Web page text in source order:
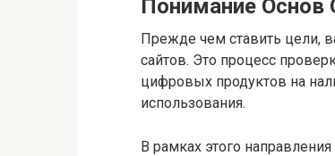
Понимание Основ
Прежде чем ставить цели,
сайтов. Это процесс
цифровых продуктов на
использования.
В рамках этого